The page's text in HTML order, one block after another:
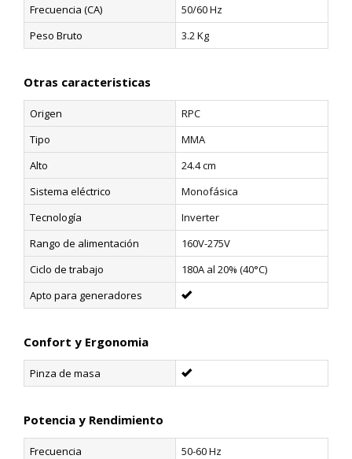
Frecuencia (CA)
50/60 Hz
Peso Bruto
3.2 Kg
Otras caracteristicas
Origen
RPC
Tipo
MMA
Alto
24.4 cm
Sistema eléctrico
Monofásica
Tecnología
Inverter
Rango de alimentación
160V-275V
Ciclo de trabajo
180A al 20% (40°C)
Apto para generadores
Confort y Ergonomia
Pinza de masa
Potencia y Rendimiento
Frecuencia 50-60 Hz